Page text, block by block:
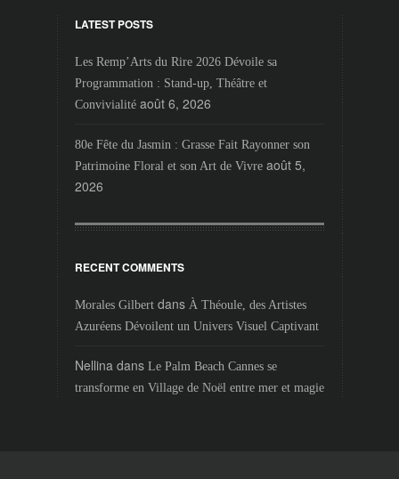
LATEST POSTS
Les Remp’Arts du Rire 2026 Dévoile sa
Programmation : Stand-up, Théâtre et
Convivialité août 6, 2026
80e Fête du Jasmin : Grasse Fait Rayonner son
Patrimoine Floral et son Art de Vivre août 5,
2026
RECENT COMMENTS
Morales Gilbertdans À Théoule, des Artistes
Azuréens Dévoilent un Univers Visuel Captivant
Nellina dans Le Palm Beach Cannes se
transforme en Village de Noël entre mer et magie